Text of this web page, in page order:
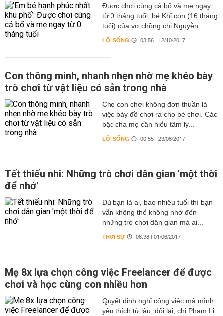
Được chơi cùng cả bố và mẹ ngay
từ 0 tháng tuổi, bé Khỉ con (16 tháng
tuổi) của vợ chồng chị Nguyễn...
LỐI SỐNG 03:56 | 12/10/2017
Con thông minh, nhanh nhẹn nhờ mẹ khéo bày
trò chơi từ vật liệu có sẵn trong nhà
Cho con chơi không đơn thuần là
việc bày đồ chơi ra cho bé chơi. Các
bậc cha mẹ cần hiểu tâm lý...
LỐI SỐNG 00:55 | 23/08/2017
Tết thiếu nhi: Những trò chơi dân gian 'một thời
để nhớ'
Dù bạn là ai, bao nhiêu tuổi thì bạn
vẫn không thể không nhớ đến
những trò chơi dân gian mà ai...
THỜI SỰ 06:38 | 01/06/2017
Mẹ 8x lựa chọn công việc Freelancer để được
chơi và học cùng con nhiều hơn
Quyết định nghỉ công việc mà mình
yêu thích từ lâu, đổi lại, chị Phạm Li